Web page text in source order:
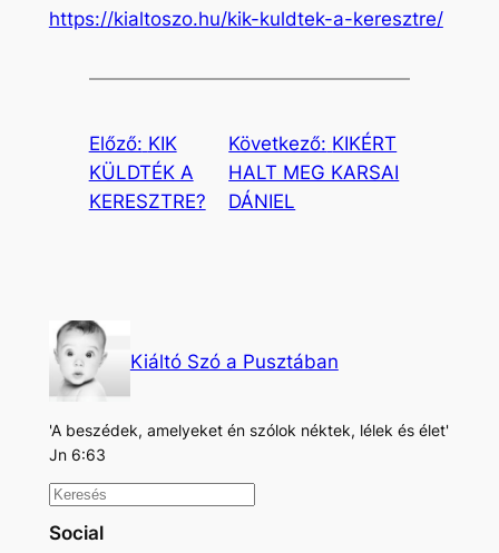
EMBED
https://kialtoszo.hu/kik-kuldtek-a-keresztre/
Előző: KIK
KÜLDTÉK A
KERESZTRE?
Következő: KIKÉRT
HALT MEG KARSAI
DÁNIEL
Kiáltó Szó a Pusztában
'A beszédek, amelyeket én szólok néktek, lélek és élet'
Jn 6:63
K
e
Social